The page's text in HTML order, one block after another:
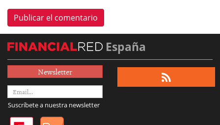
España
Newsletter
Suscríbete a nuestra newsletter